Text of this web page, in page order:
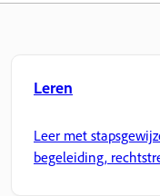
Leren
Leer met
begeleiding,